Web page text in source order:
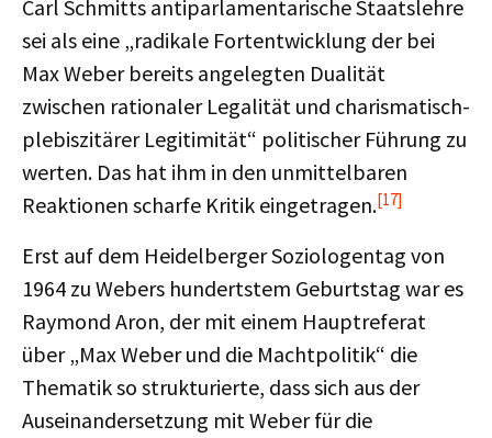
Carl Schmitts antiparlamentarische Staatslehre
sei als eine „radikale Fortentwicklung der bei
Max Weber bereits angelegten Dualität
zwischen rationaler Legalität und charismatisch-
plebiszitärer Legitimität“ politischer Führung zu
werten. Das hat ihm in den unmittelbaren
Reaktionen scharfe Kritik eingetragen.[17]
Erst auf dem Heidelberger Soziologentag von
1964 zu Webers hundertstem Geburtstag war es
Raymond Aron, der mit einem Hauptreferat
über „Max Weber und die Machtpolitik“ die
Thematik so strukturierte, dass sich aus der
Auseinandersetzung mit Weber für die